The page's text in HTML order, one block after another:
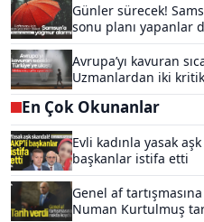
Günler sürecek!
sonu planı yapanlar
Avrupa’yı kavuran
Uzmanlardan iki
En Çok Okunanlar
Evli kadınla yasak
başkanlar istifa etti
Genel af
Numan Kurtulmuş